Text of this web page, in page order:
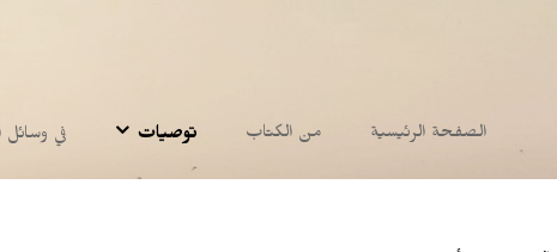
الصفحة الرئيسية من الكتاب توصيات في وسائل